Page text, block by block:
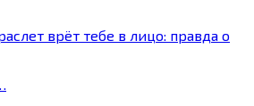
врёт тебе в лицо: правда о